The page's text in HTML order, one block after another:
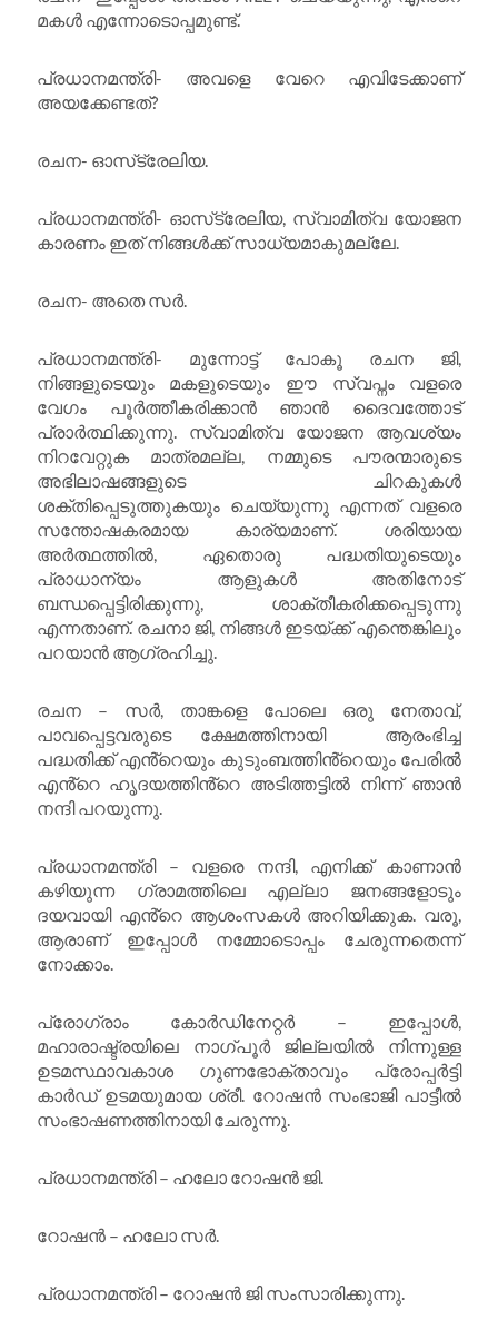
മകൾ എന്നോടൊപ്പമുണ്ട്.
പ്രധാനമന്ത്രി- അവളെ വേറെ എവിടേക്കാണ്
അയക്കേണ്ടത്?
രചന- ഓസ്‌ട്രേലിയ.
പ്രധാനമന്ത്രി- ഓസ്‌ട്രേലിയ, സ്വാമിത്വ യോജന
കാരണം ഇത് നിങ്ങൾക്ക് സാധ്യമാകുമല്ലേ.
രചന- അതെ സർ.
പ്രധാനമന്ത്രി- മുന്നോട്ട് പോകൂ രചന ജി,
നിങ്ങളുടെയും മകളുടെയും ഈ സ്വപ്നം വളരെ
വേഗം പൂർത്തീകരിക്കാൻ ഞാൻ ദൈവത്തോട്
പ്രാർത്ഥിക്കുന്നു. സ്വാമിത്വ യോജന ആവശ്യം
നിറവേറ്റുക മാത്രമല്ല, നമ്മുടെ പൗരന്മാരുടെ
അഭിലാഷങ്ങളുടെ ചിറകുകൾ
ശക്തിപ്പെടുത്തുകയും ചെയ്യുന്നു എന്നത് വളരെ
സന്തോഷകരമായ കാര്യമാണ്. ശരിയായ
അർത്ഥത്തിൽ, ഏതൊരു പദ്ധതിയുടെയും
പ്രാധാന്യം ആളുകൾ അതിനോട്
ബന്ധപ്പെട്ടിരിക്കുന്നു, ശാക്തീകരിക്കപ്പെടുന്നു
എന്നതാണ്. രചനാ ജി, നിങ്ങൾ ഇടയ്ക്ക് എന്തെങ്കിലും
പറയാൻ ആഗ്രഹിച്ചു.
രചന – സർ, താങ്കളെ പോലെ ഒരു നേതാവ്,
പാവപ്പെട്ടവരുടെ ക്ഷേമത്തിനായി ആരംഭിച്ച
പദ്ധതിക്ക് എൻ്റെയും കുടുംബത്തിൻ്റെയും പേരിൽ
എൻ്റെ ഹൃദയത്തിൻ്റെ അടിത്തട്ടിൽ നിന്ന് ഞാൻ
നന്ദി പറയുന്നു.
പ്രധാനമന്ത്രി – വളരെ നന്ദി, എനിക്ക് കാണാൻ
കഴിയുന്ന ഗ്രാമത്തിലെ എല്ലാ ജനങ്ങളോടും
ദയവായി എൻ്റെ ആശംസകൾ അറിയിക്കുക. വരൂ,
ആരാണ് ഇപ്പോൾ നമ്മോടൊപ്പം ചേരുന്നതെന്ന്
നോക്കാം.
പ്രോഗ്രാം കോർഡിനേറ്റർ – ഇപ്പോൾ,
മഹാരാഷ്ട്രയിലെ നാഗ്പൂർ ജില്ലയിൽ നിന്നുള്ള
ഉടമസ്ഥാവകാശ ഗുണഭോക്താവും പ്രോപ്പർട്ടി
കാർഡ് ഉടമയുമായ ശ്രീ. റോഷൻ സംഭാജി പാട്ടീൽ
സംഭാഷണത്തിനായി ചേരുന്നു.
പ്രധാനമന്ത്രി – ഹലോ റോഷൻ ജി.
റോഷൻ – ഹലോ സർ.
പ്രധാനമന്ത്രി – റോഷൻ ജി സംസാരിക്കുന്നു.